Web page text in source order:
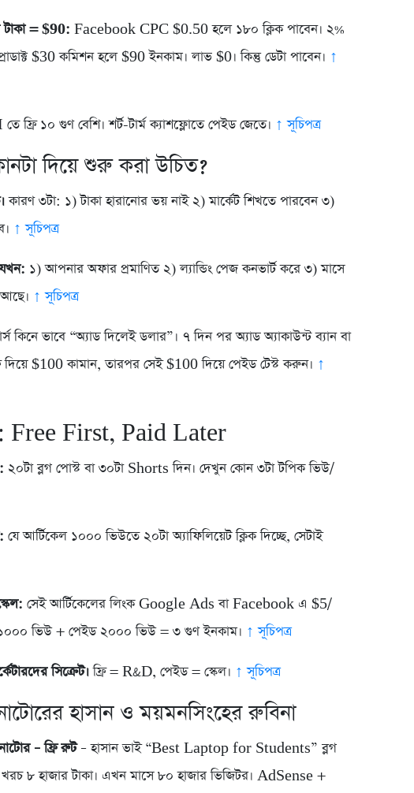
টাকা = $90: Facebook CPC $0.50 হলে ১৮০ ক্লিক পাবেন। ২%
$30 কমিশন হলে $90 ইনকাম। লাভ $0। কিন্তু ডেটা পাবেন। ↑
ফ্রি ১০ গুণ বেশি। শর্ট-টার্ম ক্যাশফ্লোতে পেইড জেতে। ↑ সূচিপত্র
দিয়ে শুরু করা উচিত?
কারণ ৩টা: ১) টাকা হারানোর ভয় নাই ২) মার্কেট শিখতে পারবেন ৩)
↑ সূচিপত্র
১) আপনার অফার প্রমাণিত ২) ল্যান্ডিং পেজ কনভার্ট করে ৩) মাসে
↑ সূচিপত্র
কিনে ভাবে “অ্যাড দিলেই ডলার”। ৭ দিন পর অ্যাড অ্যাকাউন্ট ব্যান বা
$100 কামান, তারপর সেই $100 দিয়ে পেইড টেস্ট করুন। ↑
Free First, Paid Later
২০টা ব্লগ পোস্ট বা ৩০টা Shorts দিন। দেখুন কোন ৩টা টপিক ভিউ/
যে আর্টিকেল ১০০০ ভিউতে ২০টা অ্যাফিলিয়েট ক্লিক দিচ্ছে, সেটাই
সেই আর্টিকেলের লিংক Google Ads বা Facebook এ $5/
১০০০ ভিউ + পেইড ২০০০ ভিউ = ৩ গুণ ইনকাম। ↑ সূচিপত্র
সিক্রেট।ফ্রি = R&D, পেইড = স্কেল। ↑ সূচিপত্র
হাসান ও ময়মনসিংহের রুবিনা
– ফ্রি রুট– হাসান ভাই “Best Laptop for Students” ব্লগ
৮ হাজার টাকা। এখন মাসে ৮০ হাজার ভিজিটর। AdSense +